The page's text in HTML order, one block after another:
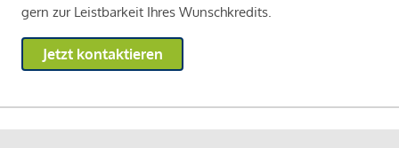
gern zur Leistbarkeit Ihres Wunschkredits.
Jetzt kontaktieren